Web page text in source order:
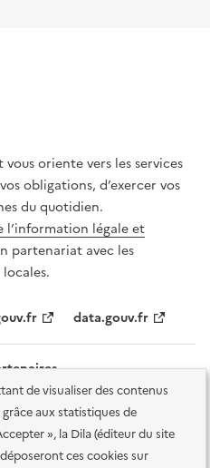
de visualiser des contenus
aux statistiques de
», la Dila (éditeur du site
ces cookies sur
oriente vers les services
obligations, d’exercer vos
du quotidien.
l’information légale et
partenariat avec les
data.gouv.fr